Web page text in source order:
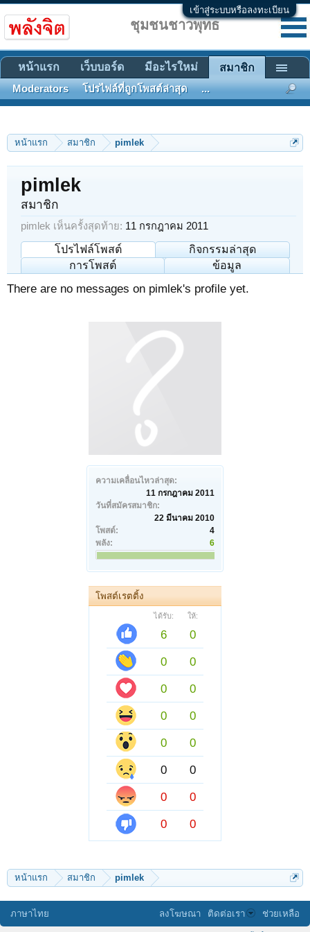
เข้าสู่ระบบหรือลงทะเบียน
หน้าแรก สมาชิก pimlek
ความเคลื่อนไหวล่าสุด:
11 กรกฎาคม 2011
วันที่สมัครสมาชิก:
22 มีนาคม 2010
โพสต์:
4
พลัง:
6
โพสต์เรตติ้ง
ได้รับ: ให้:
6
0
0
0
0
0
0
0
0
0
0
0
0
0
0
0
pimlek
สมาชิก
pimlek เห็นครั้งสุดท้าย: 11 กรกฎาคม 2011
โปรไฟล์โพสต์
กิจกรรมล่าสุด
การโพสต์
ข้อมูล
There are no messages on pimlek's profile yet.
หน้าแรก สมาชิก pimlek
ชุมชนชาวพุทธ
หน้าแรก เว็บบอร์ด มีอะไรใหม่ สมาชิก
Moderators โปรไฟล์ที่ถูกโพสต์ล่าสุด ...
ภาษาไทย ลงโฆษณา ติดต่อเรา ช่วยเหลือ